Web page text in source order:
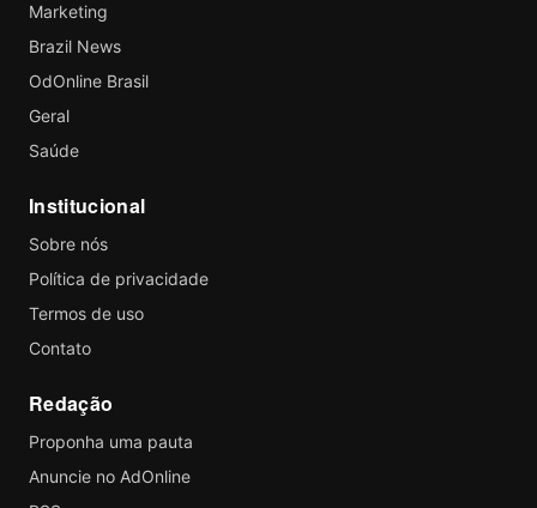
Marketing
Brazil News
OdOnline Brasil
Geral
Saúde
Institucional
Sobre nós
Política de privacidade
Termos de uso
Contato
Redação
Proponha uma pauta
Anuncie no AdOnline